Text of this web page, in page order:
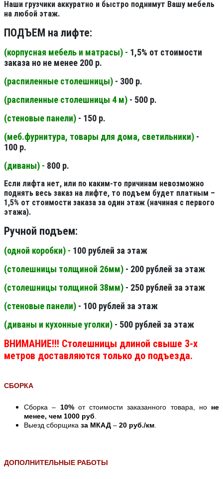
Наши грузчики аккуратно и быстро поднимут Вашу мебель
на любой этаж.
ПОДЪЕМ на лифте:
(корпусная мебель и матрасы) - 1,5% от стоимости
заказа но не менее 200 р.
(распиленные столешницы) - 300 р.
(распиленные столешницы 4 м) - 500 р.
(стеновые панели) - 150 р.
(меб.фурнитура, товары для дома, светильники) -
100 р.
(диваны) - 800 р.
Если лифта нет, или по каким-то причинам невозможно
поднять весь заказ на лифте, то подъем будет платным –
1,5% от стоимости заказа за один этаж (начиная с первого
этажа).
Ручной подъем:
(одной коробки) - 100 рублей за этаж
(столешницы толщиной 26мм) - 200 рублей за этаж
(столешницы толщиной 38мм) - 250 рублей за этаж
(стеновые панели) - 100 рублей за этаж
(диваны и кухонные уголки) - 500 рублей за этаж
ВНИМАНИЕ!!! Столешницы длиной свыше 3-х
метров доставляются только до подъезда.
СБОРКА
Сборка – 10%от стоимости заказанного товара, но не
менее, чем 1000 руб
Выезд сборщика за МКАД – 20 руб./км
ДОПОЛНИТЕЛЬНЫЕ РАБОТЫ